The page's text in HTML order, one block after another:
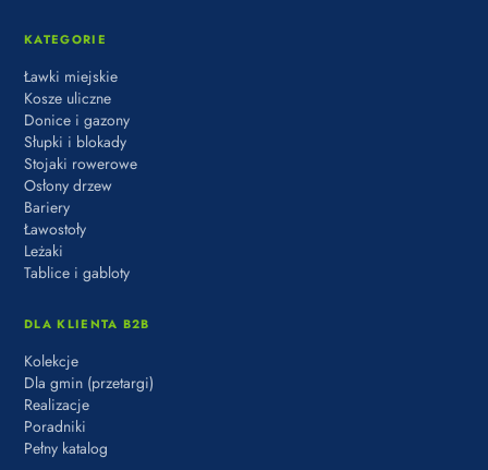
KATEGORIE
Ławki miejskie
Kosze uliczne
Donice i gazony
Słupki i blokady
Stojaki rowerowe
Osłony drzew
Bariery
Ławostoły
Leżaki
Tablice i gabloty
DLA KLIENTA B2B
Kolekcje
Dla gmin (przetargi)
Realizacje
Poradniki
Pełny katalog